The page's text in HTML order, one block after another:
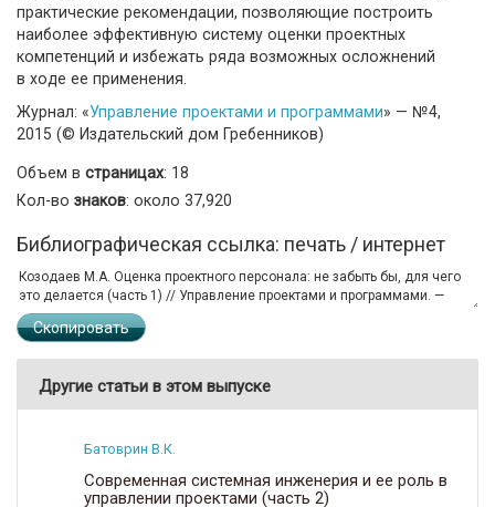
практические рекомендации, позволяющие построить
наиболее эффективную систему оценки проектных
компетенций и избежать ряда возможных осложнений
в ходе ее применения.
Журнал: «Управление проектами и программами» — №4,
2015 (© Издательский дом Гребенников)
Объем в страницах: 18
Кол-во знаков: около 37,920
Библиографическая ссылка: печать / интернет
Скопировать
Другие статьи в этом выпуске
Батоврин В.К.
Современная системная инженерия и ее роль в
управлении проектами (часть 2)